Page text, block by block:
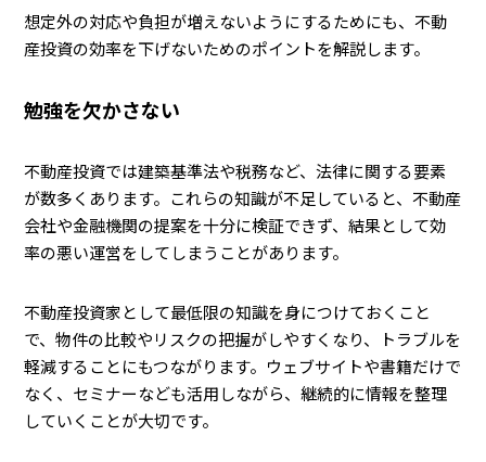
想定外の対応や負担が増えないようにするためにも、不動
産投資の効率を下げないためのポイントを解説します。
勉強を欠かさない
不動産投資では建築基準法や税務など、法律に関する要素
が数多くあります。これらの知識が不足していると、不動産
会社や金融機関の提案を十分に検証できず、結果として効
率の悪い運営をしてしまうことがあります。
不動産投資家として最低限の知識を身につけておくこと
で、物件の比較やリスクの把握がしやすくなり、トラブルを
軽減することにもつながります。ウェブサイトや書籍だけで
なく、セミナーなども活用しながら、継続的に情報を整理
していくことが大切です。